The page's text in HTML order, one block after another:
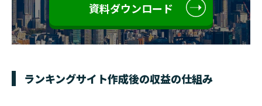
資料ダウンロード
ランキングサイト作成後の収益の仕組み